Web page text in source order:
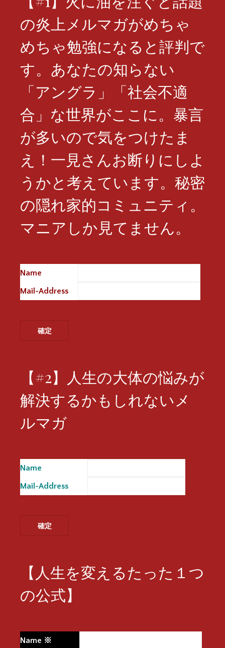
の炎上メルマガがめちゃ
めちゃ勉強になると評判で
す。あなたの知らない
「アングラ」「社会不適
合」な世界がここに。暴言
が多いので気をつけたま
え！一見さんお断りにしよ
うかと考えています。秘密
の隠れ家的コミュニティ。
マニアしか見てません。
Name
Mail-Address
【#2】人生の大体の悩みが
解決するかもしれないメ
ルマガ
Name
Mail-Address
【人生を変えるたった１つ
の公式】
Name ※